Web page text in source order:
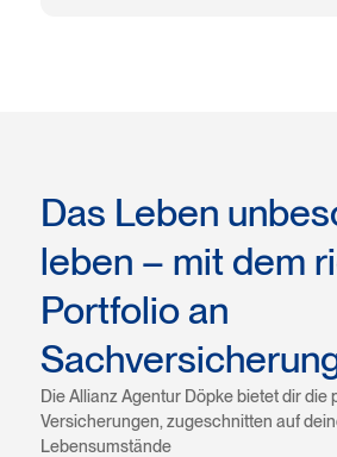
Das Leben
leben – mit dem
Portfolio an
Die Allianz Agentur Döpke bietet dir die
Versicherungen, zugeschnitten auf
Lebensumstände